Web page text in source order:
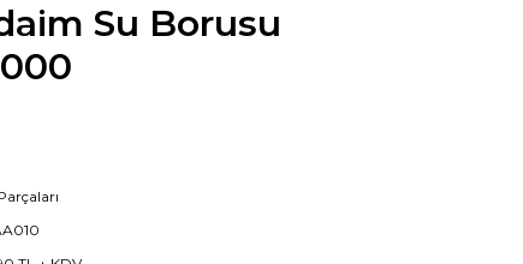
Su Borusu